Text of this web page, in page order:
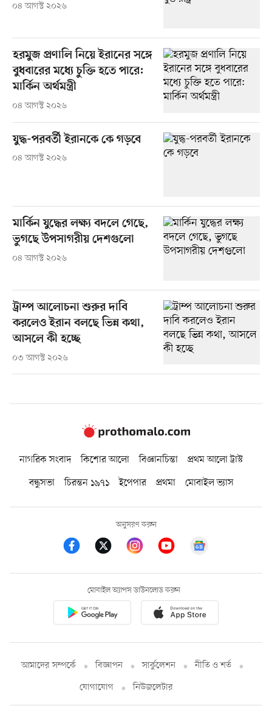
০৪ আগস্ট ২০২৬
হরমুজ প্রণালি নিয়ে ইরানের সঙ্গে
বুধবারের মধ্যে চুক্তি হতে পারে:
মার্কিন অর্থমন্ত্রী
০৪ আগস্ট ২০২৬
যুদ্ধ-পরবর্তী ইরানকে কে গড়বে
০৪ আগস্ট ২০২৬
মার্কিন যুদ্ধের লক্ষ্য বদলে গেছে,
ভুগছে উপসাগরীয় দেশগুলো
০৪ আগস্ট ২০২৬
ট্রাম্প আলোচনা শুরুর দাবি
করলেও ইরান বলছে ভিন্ন কথা,
আসলে কী হচ্ছে
০৩ আগস্ট ২০২৬
নাগরিক সংবাদ কিশোর আলো বিজ্ঞানচিন্তা
প্রথম আলো ট্রাস্ট
বন্ধুসভা
চিরন্তন ১৯৭১ ইপেপার প্রথমা মোবাইল ভ্যাস
অনুসরণ করুন
মোবাইল অ্যাপস ডাউনলোড করুন
আমাদের সম্পর্কে বিজ্ঞাপন সার্কুলেশন
নীতি ও শর্ত
যোগাযোগ
নিউজলেটার